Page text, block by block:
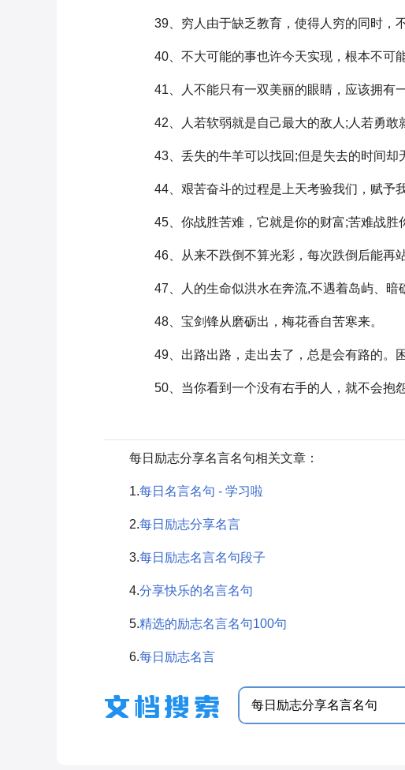
39、穷人由于缺乏教育，使得人穷的同时，不
40、不大可能的事也许今天实现，根本不可能
41、人不能只有一双美丽的眼睛，应该拥有一
42、人若软弱就是自己最大的敌人;人若勇敢
43、丢失的牛羊可以找回;但是失去的时间却
44、艰苦奋斗的过程是上天考验我们，赋予我
45、你战胜苦难，它就是你的财富;苦难战胜
46、从来不跌倒不算光彩，每次跌倒后能再站
47、人的生命似洪水在奔流,不遇着岛屿、暗
48、宝剑锋从磨砺出，梅花香自苦寒来。
49、出路出路，走出去了，总是会有路的。困
50、当你看到一个没有右手的人，就不会抱怨
每日励志分享名言名句相关文章：
1.每日名言名句 - 学习啦
2.每日励志分享名言
3.每日励志名言名句段子
4.分享快乐的名言名句
5.精选的励志名言名句100句
6.每日励志名言